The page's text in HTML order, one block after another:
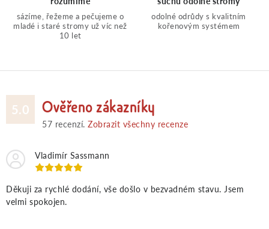
p
r
v
k
y
v
sázíme, řežeme a pečujeme o
mladé i staré stromy už víc než
10 let
odolné odrůdy s kvalitním
kořenovým systémem
5.0 Ověřeno zákazníky
57 recenzí. Zobrazit všechny recenze
Vladimír Sassmann
Děkuji za rychlé dodání, vše došlo v bezvadném stavu. Jsem
velmi spokojen.